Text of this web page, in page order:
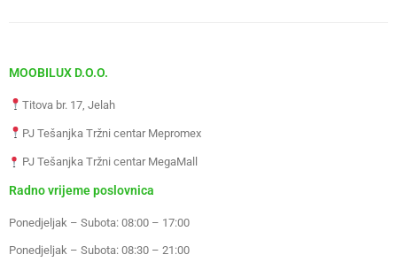
MOOBILUX D.O.O.
Titova br. 17, Jelah
PJ Tešanjka Tržni centar Mepromex
PJ Tešanjka Tržni centar MegaMall
Radno vrijeme poslovnica
Ponedjeljak – Subota: 08:00 – 17:00
Ponedjeljak – Subota: 08:30 – 21:00